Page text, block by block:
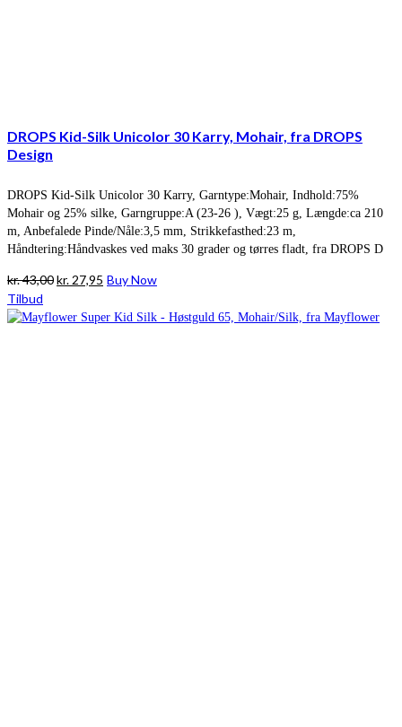
DROPS Kid-Silk Unicolor 30 Karry, Mohair, fra DROPS
Design
DROPS Kid-Silk Unicolor 30 Karry, Garntype:Mohair, Indhold:75%
Mohair og 25% silke, Garngruppe:A (23-26 ), Vægt:25 g, Længde:ca 210
m, Anbefalede Pinde/Nåle:3,5 mm, Strikkefasthed:23 m,
Håndtering:Håndvaskes ved maks 30 grader og tørres fladt, fra DROPS D
kr.43,00Den
pris
kr.27,95 Den
pris
Buy Now
Tilbud